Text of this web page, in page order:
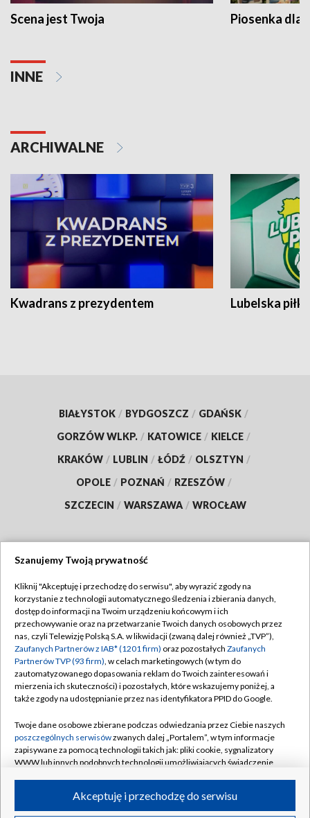
Scena jest Twoja Piosenka dla
INNE
ARCHIWALNE
Kwadrans z prezydentem Lubelska piłka
BIAŁYSTOK / BYDGOSZCZ / GDAŃSK /
GORZÓW WLKP. / KATOWICE / KIELCE /
KRAKÓW / LUBLIN / ŁÓDŹ / OLSZTYN /
OPOLE / POZNAŃ / RZESZÓW /
SZCZECIN / WARSZAWA / WROCŁAW
TVP
Abonament TVP
Emisja w TVP
Centrum informacji TVP
Naziemna Telewizja Cyfrowa
Rada Programowa
System NOS
Informacje o nadawcy
Program dla prasy
Regulamin TVP
Polityka prywatności
Moje zgody
Pomoc
Kontakt
Kanały
Szanujemy Twoją prywatność
Kliknij "Akceptuję i przechodzę do serwisu", aby wyrazić zgody na
korzystanie z technologii automatycznego śledzenia i zbierania danych,
dostęp do informacji na Twoim urządzeniu końcowym i ich
przechowywanie oraz na przetwarzanie Twoich danych osobowych przez
nas, czyli Telewizję Polską S.A. w likwidacji (zwaną dalej również „TVP”),
Zaufanych Partnerów z IAB* (1201 firm) oraz pozostałych Zaufanych
Partnerów TVP (93 firm), w celach marketingowych (w tym do
zautomatyzowanego dopasowania reklam do Twoich zainteresowań i
mierzenia ich skuteczności) i pozostałych, które wskazujemy poniżej, a
także zgody na udostępnianie przez nas identyfikatora PPID do Google.
Twoje dane osobowe zbierane podczas odwiedzania przez Ciebie naszych
poszczególnych serwisówzwanych dalej „Portalem”, w tym informacje
zapisywane za pomocą technologii takich jak: pliki cookie, sygnalizatory
WWW lub innych podobnych technologii umożliwiających świadczenie
ruchu w Internecie.Akceptuję i przechodzę do serwisu